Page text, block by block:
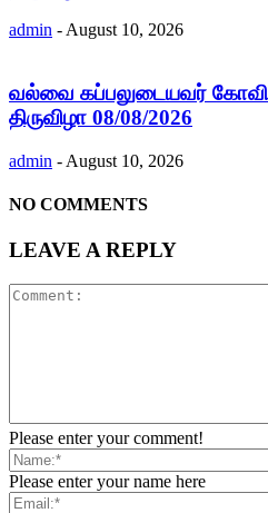
admin - August 10, 2026
வல்வை கப்பலுடையவர்
திருவிழா 08/08/2026
admin - August 10, 2026
NO COMMENTS
LEAVE A REPLY
Please enter your comment!
Please enter your name here